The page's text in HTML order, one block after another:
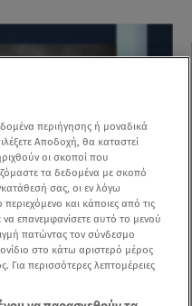
περιήγησης ή μοναδικά
Αποδοχή, θα καταστεί
οι σκοποί που
τα δεδομένα με σκοπό
σας, οι εν λόγω
και κάποιες από τις
να επανεμφανίσετε αυτό το μενού
πατώντας τον σύνδεσμο
στο κάτω αριστερό μέρος
Για περισσότερες λεπτομέρειες